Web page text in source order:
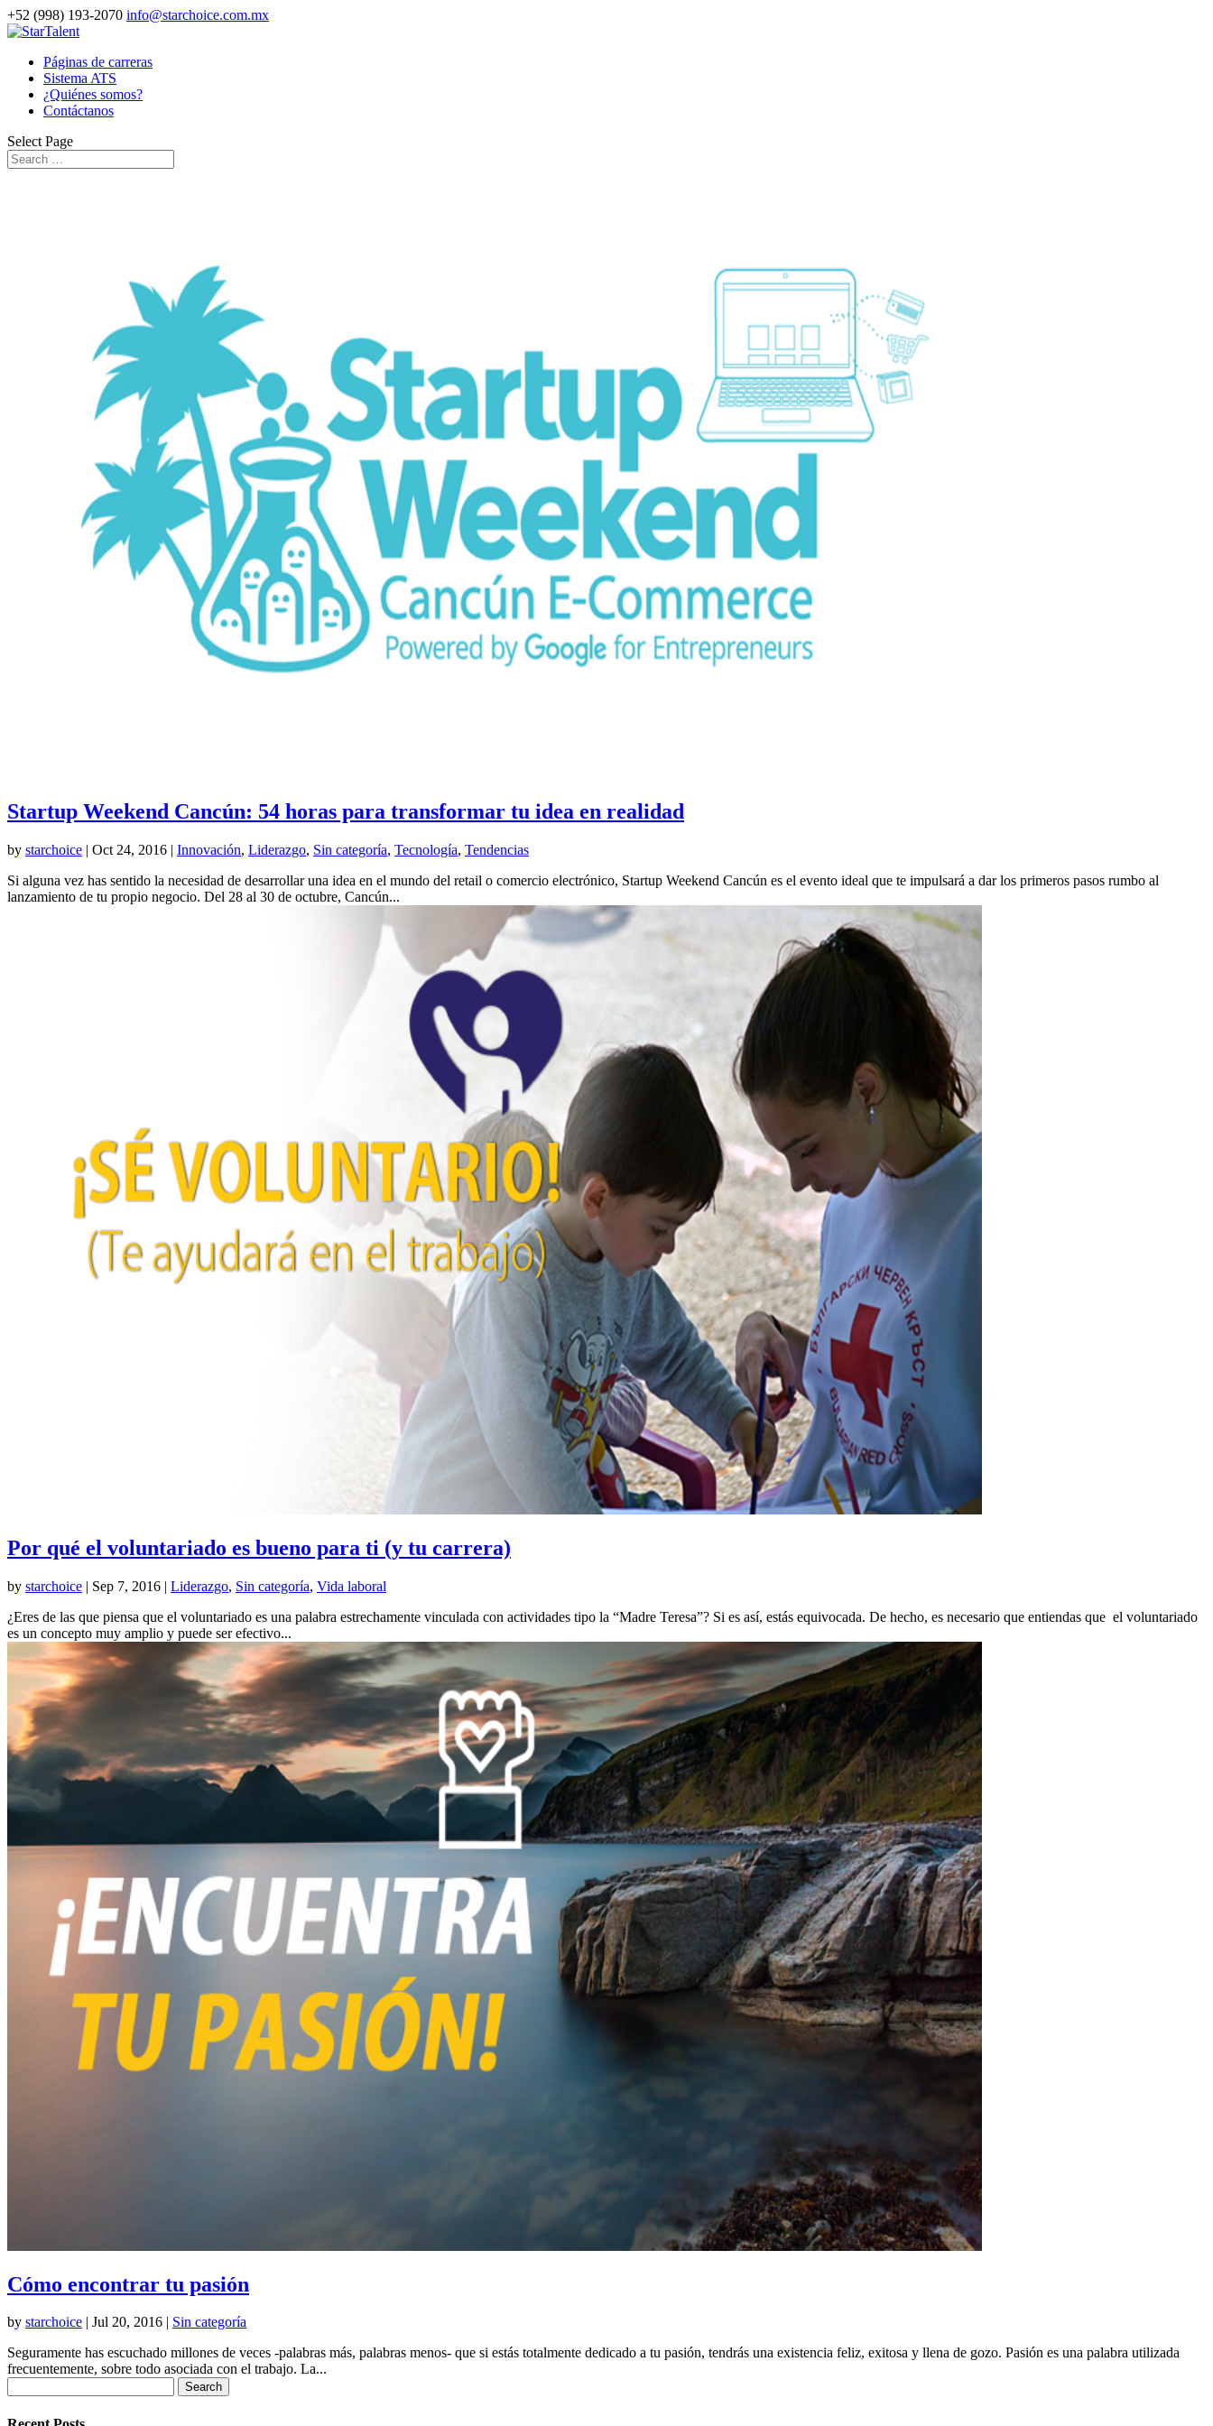
+52 (998) 193-2070 info@starchoice.com.mx
Páginas de carreras
Sistema ATS
¿Quiénes somos?
Contáctanos
Select Page
Startup Weekend Cancún: 54 horas para transformar tu idea en realidad
by starchoice | Oct 24, 2016 | Innovación, Liderazgo, Sin categoría, Tecnología, Tendencias
Si alguna vez has sentido la necesidad de desarrollar una idea en el mundo del retail o comercio electrónico, Startup Weekend Cancún es el evento ideal que te impulsará a dar los primeros pasos rumbo al
lanzamiento de tu propio negocio. Del 28 al 30 de octubre, Cancún...
Por qué el voluntariado es bueno para ti (y tu carrera)
by starchoice | Sep 7, 2016 | Liderazgo, Sin categoría, Vida laboral
¿Eres de las que piensa que el voluntariado es una palabra estrechamente vinculada con actividades tipo la “Madre Teresa”? Si es así, estás equivocada. De hecho, es necesario que entiendas que el voluntariado
es un concepto muy amplio y puede ser efectivo...
Cómo encontrar tu pasión
by starchoice | Jul 20, 2016 | Sin categoría
Seguramente has escuchado millones de veces -palabras más, palabras menos- que si estás totalmente dedicado a tu pasión, tendrás una existencia feliz, exitosa y llena de gozo. Pasión es una palabra utilizada
frecuentemente, sobre todo asociada con el trabajo. La...
for: